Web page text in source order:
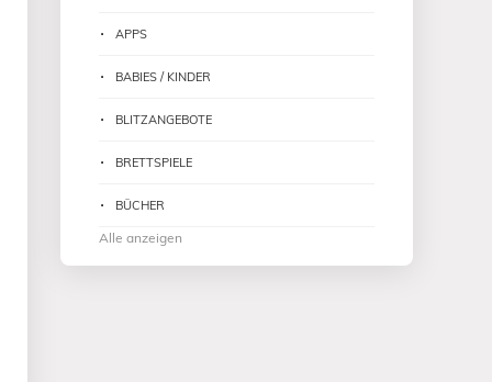
APPS
BABIES / KINDER
BLITZANGEBOTE
BRETTSPIELE
BÜCHER
Alle anzeigen